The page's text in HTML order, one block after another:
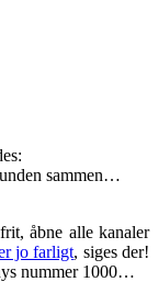
sammen…
åbne alle kanaler
jo farligt, siges der!
nummer 1000…